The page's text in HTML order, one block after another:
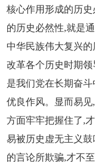
核心作用形成的历
的历史必然性,就是
中华民族伟大复兴的
改革各个历史时期
是我们党在长期奋
优良作风。显而易
方面牢牢把握住了,
易被历史虚无主义
的言论所欺骗,才不